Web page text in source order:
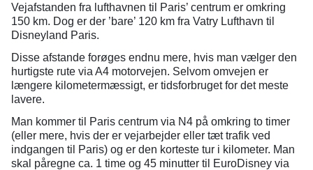
Vejafstanden fra lufthavnen til Paris’ centrum er omkring
150 km. Dog er der ’bare’ 120 km fra Vatry Lufthavn til
Disneyland Paris.
Disse afstande forøges endnu mere, hvis man vælger den
hurtigste rute via A4 motorvejen. Selvom omvejen er
længere kilometermæssigt, er tidsforbruget for det meste
lavere.
Man kommer til Paris centrum via N4 på omkring to timer
(eller mere, hvis der er vejarbejder eller tæt trafik ved
indgangen til Paris) og er den korteste tur i kilometer. Man
skal påregne ca. 1 time og 45 minutter til EuroDisney via